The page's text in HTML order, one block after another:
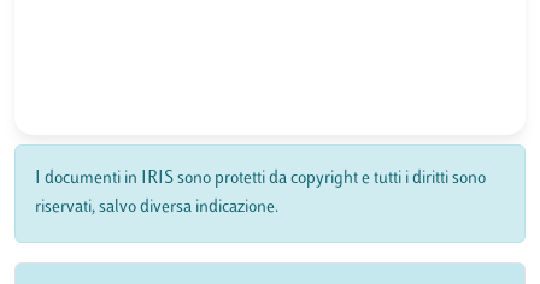
I documenti in IRIS sono protetti da copyright e tutti i diritti sono
riservati, salvo diversa indicazione.